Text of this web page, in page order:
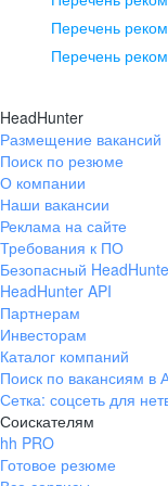
pr@ural.hh.ru
помещение 21
+7 383 207-94-64
pr@nsk.hh.ru
Перечень
Перечень
HeadHunter
Размещение вакансий
Поиск по резюме
О компании
Наши вакансии
Реклама на сайте
Требования к ПО
Безопасный
HeadHunter API
Партнерам
Инвесторам
Каталог компаний
Поиск по вакансиям в
Сетка: соцсеть для
Соискателям
hh PRO
Готовое резюме